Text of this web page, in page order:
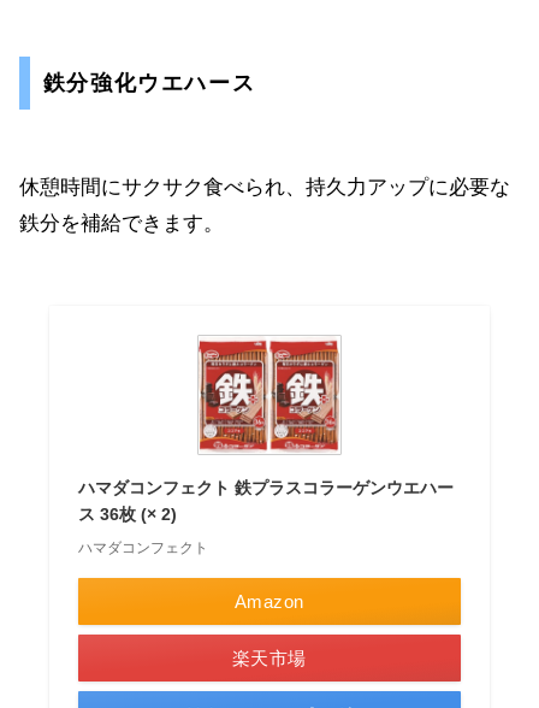
鉄分強化ウエハース
休憩時間にサクサク食べられ、持久力アップに必要な
鉄分を補給できます。
ハマダコンフェクト 鉄プラスコラーゲンウエハー
ス 36枚 (× 2)
ハマダコンフェクト
Amazon
楽天市場